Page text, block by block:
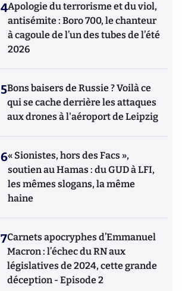
4Apologie du terrorisme et du viol,
antisémite : Boro 700, le chanteur
à cagoule de l’un des tubes de l’été
2026
5Bons baisers de Russie ? Voilà ce
qui se cache derrière les attaques
aux drones à l'aéroport de Leipzig
6« Sionistes, hors des Facs »,
soutien au Hamas : du GUD à LFI,
les mêmes slogans, la même
haine
7Carnets apocryphes d’Emmanuel
Macron : l’échec du RN aux
législatives de 2024, cette grande
déception - Episode 2